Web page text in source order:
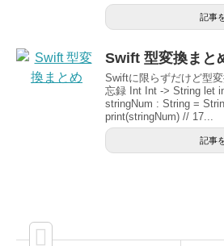
記事
Swift 型変換まと
Swiftに限らずだけど型
忘録 Int Int -> String let
stringNum : String =
print(stringNum) // 17...
記事